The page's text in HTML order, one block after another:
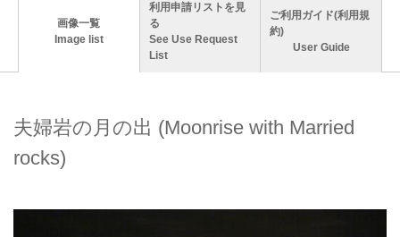
画像一覧
Image list
利用申請リストを見
る
See Use Request
List
ご利用ガイド(利用規
約)
User Guide
夫婦岩の月の出 (Moonrise with Married
rocks)